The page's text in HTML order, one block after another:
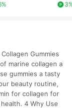
Gummies
marine collagen a
gummies a tasty
beauty routine,
for collagen for
4 Why Use